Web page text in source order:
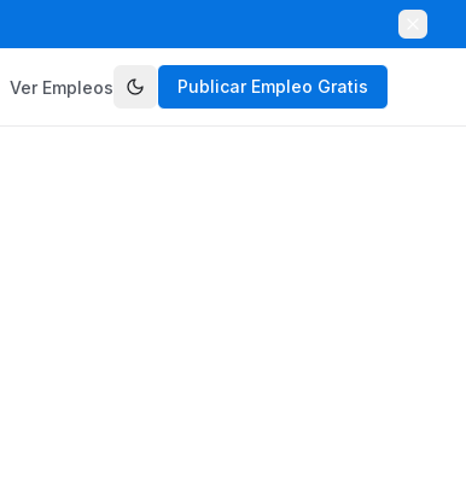
Ver Empleos Publicar Empleo Gratis